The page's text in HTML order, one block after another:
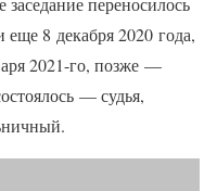
8 декабря 2020 года,
2021-го, позже —
— судья,